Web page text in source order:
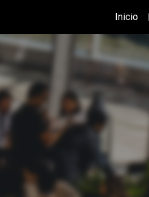
Inicio